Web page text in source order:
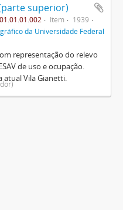
superior)
Item
1939
da Universidade Federal
representação do relevo
de uso e ocupação.
Vila Gianetti.